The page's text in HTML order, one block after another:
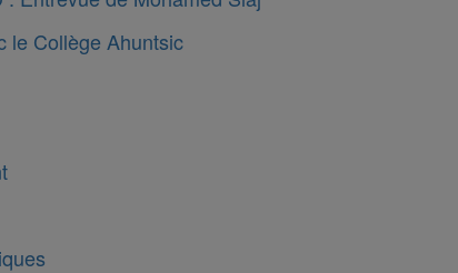
le Collège Ahuntsic